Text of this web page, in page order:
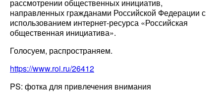
рассмотрении общественных инициатив,
направленных гражданами Российской Федерации с
использованием интернет-ресурса «Российская
общественная инициатива».
Голосуем, распространяем.
https://www.roi.ru/26412
PS: фотка для привлечения внимания